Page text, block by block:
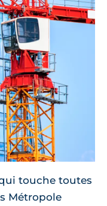
touche toutes
Métropole